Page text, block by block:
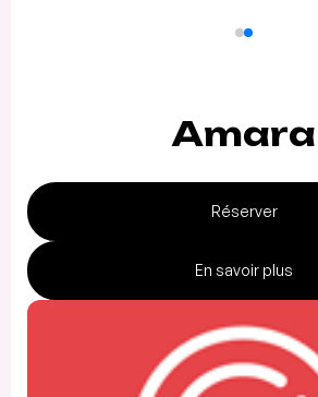
Amara
Réserver
En savoir plus